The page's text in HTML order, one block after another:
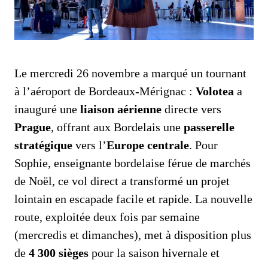
Le mercredi 26 novembre a marqué un tournant
à l’aéroport de Bordeaux-Mérignac : Volotea a
inauguré une liaison aérienne directe vers
Prague, offrant aux Bordelais une passerelle
stratégique vers l’Europe centrale. Pour
Sophie, enseignante bordelaise férue de marchés
de Noël, ce vol direct a transformé un projet
lointain en escapade facile et rapide. La nouvelle
route, exploitée deux fois par semaine
(mercredis et dimanches), met à disposition plus
de 4 300 sièges pour la saison hivernale et